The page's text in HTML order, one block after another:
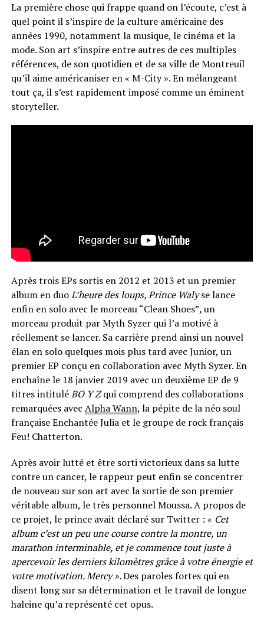
La première chose qui frappe quand on l’écoute, c’est à
quel point il s’inspire de la culture américaine des
années 1990, notamment la musique, le cinéma et la
mode. Son art s’inspire entre autres de ces multiples
références, de son quotidien et de sa ville de Montreuil
qu’il aime américaniser en « M-City ». En mélangeant
tout ça, il s’est rapidement imposé comme un éminent
storyteller.
Après trois EPs sortis en 2012 et 2013 et un premier
album en duoL’heure des loups, Prince Walyse lance
enfin en solo avec le morceau “Clean Shoes”,un
morceau produit par Myth Syzer qui l’a motivé à
réellement se lancer. Sa carrière prend ainsi un nouvel
élan en solo quelques mois plus tard avec Junior, un
premier EP conçu en collaboration avec Myth Syzer. En
enchaîne le 18 janvier 2019 avec un deuxième EP de 9
titres intituléBO Y Zqui comprend des collaborations
remarquées avec Alpha Wann, la pépite de la néo soul
française Enchantée Julia et le groupe de rock français
Feu! Chatterton.
Après avoir lutté et être sorti victorieux dans sa lutte
contre un cancer, le rappeur peut enfin se concentrer
de nouveau sur son art avec la sortie de son premier
véritable album, le très personnel Moussa. A propos de
ce projet, le prince avait déclaré sur Twitter : « Cet
album c’est un peu une course contre la montre, un
marathon interminable, et je commence tout juste à
apercevoir les derniers kilomètres grâce à votre énergie et
votre motivation. Mercy ».Des paroles fortes qui en
disent long sur sa détermination et le travail de longue
haleine qu’a représenté cet opus.